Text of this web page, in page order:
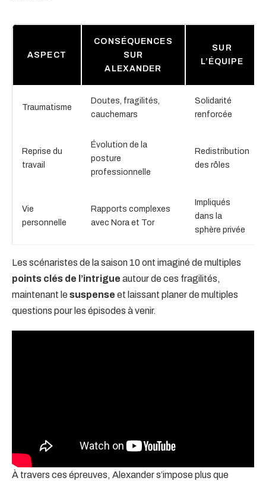
ASPECT
CONSÉQUENCES
SUR
ALEXANDER
SUR
L’ÉQUIPE
Traumatisme
Doutes, fragilités,
cauchemars
Solidarité
renforcée
Reprise du
travail
Évolution de la
posture
professionnelle
Redistribution
des rôles
Vie
personnelle
Rapports complexes
avec Nora et Tor
Impliqués
dans la
sphère privée
Les scénaristes de la saison 10 ont imaginé de multiples
points clés de l’intrigue autour de ces fragilités,
maintenant lesuspense et laissant planer de multiples
questions pour les épisodes à venir.
À travers ces épreuves, Alexander s’impose plus que